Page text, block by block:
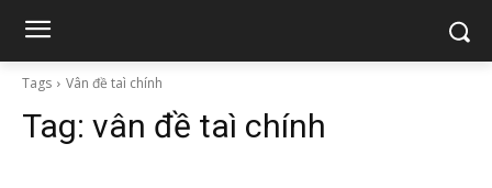
Tags Vân đề taì chính
Tag: vân đề taì chính